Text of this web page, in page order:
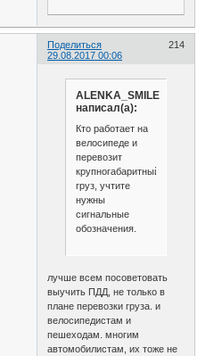
Поделиться
214
29.08.2017 00:06
ALENKA_SMILE
написал(а):
Кто работает на
велосипеде и
перевозит
крупногабаритный
груз, учтите
нужны
сигнальные
обозначения.
лучше всем посоветовать
выучить ПДД, не только в
плане перевозки груза. и
велосипедистам и
пешеходам. многим
автомобилистам, их тоже не